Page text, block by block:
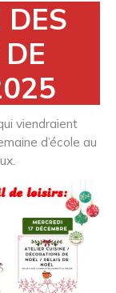
viendraient
d’école au